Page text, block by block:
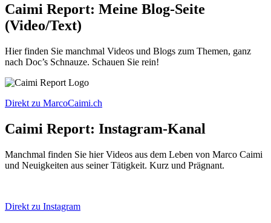
Caimi Report: Meine Blog-Seite
(Video/Text)
Hier finden Sie manchmal Videos und Blogs zum Themen, ganz
nach Doc’s Schnauze. Schauen Sie rein!
Direkt zu MarcoCaimi.ch
Caimi Report: Instagram-Kanal
Manchmal finden Sie hier Videos aus dem Leben von Marco Caimi
und Neuigkeiten aus seiner Tätigkeit. Kurz und Prägnant.
Direkt zu Instagram